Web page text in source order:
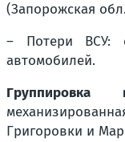
(Запорожская
– Потери ВСУ:
автомобилей.
Группировка
Григоровки и